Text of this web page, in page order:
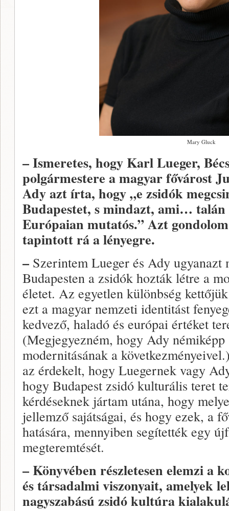
Mary Gluck
– Ismeretes, hogy Karl Lueger,
polgármestere a magyar fővárost
Ady azt írta, hogy „e zsidók
Budapestet, s mindazt, ami…
Európaian mutatós.” Azt
tapintott rá a lényegre.
– Szerintem Lueger és Ady ugyanazt
Budapesten a zsidók hozták létre a
életet. Az egyetlen különbség
ezt a magyar nemzeti identitást
kedvező, haladó és európai értéket
(Megjegyezném, hogy Ady
modernitásának a
az érdekelt, hogy Luegernek vagy
hogy Budapest zsidó kulturális teret
kérdéseknek jártam utána, hogy
jellemző sajátságai, és hogy ezek, a
hatására, mennyiben segítették egy
megteremtését.
– Könyvében részletesen elemzi a
és társadalmi viszonyait, amelyek
nagyszabású zsidó kultúra